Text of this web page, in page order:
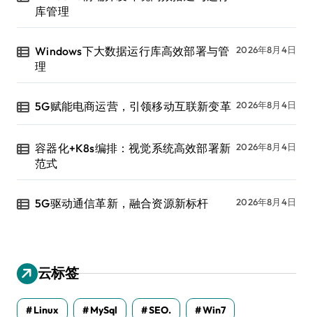
库管理
Windows下大数据运行库高效部署与管
理
2026年8月4日
5G赋能电商运营，引领移动互联新变革 2026年8月4日
容器化+K8s编排：视觉系统高效部署新
范式
2026年8月4日
5G驱动通信革新，融合资源新标杆 2026年8月4日
云标签
Linux MySql SEO. Win7